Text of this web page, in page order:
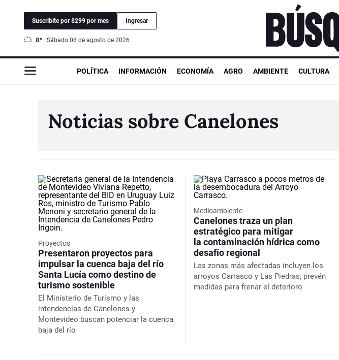
Suscribite por $299 por mes Ingresar
8° sábado 08 de agosto de 2026
POLÍTICA INFORMACIÓN ECONOMÍA AGRO AMBIENTE CULTURA
Noticias sobre Canelones
Proyectos
Presentaron proyectos para
impulsar la cuenca baja del río
Santa Lucía como destino de
turismo sostenible
El Ministerio de Turismo y las
intendencias de Canelones y
Montevideo buscan potenciar la cuenca
baja del río
Medioambiente
Canelones traza un plan
estratégico para mitigar
la contaminación hídrica como
desafío regional
Las zonas más afectadas incluyen los
arroyos Carrasco y Las Piedras; prevén
medidas para frenar el deterioro